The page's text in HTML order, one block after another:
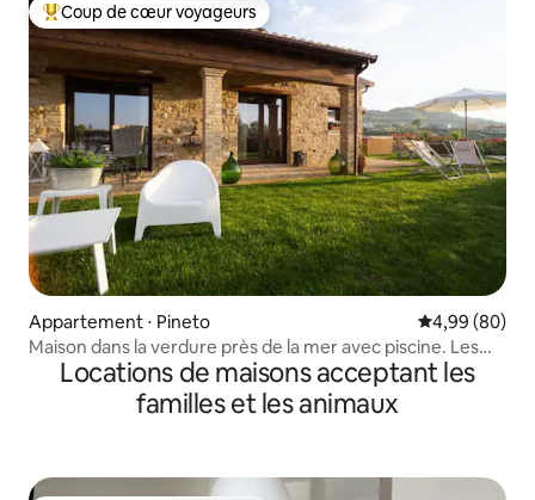
Coups de cœur voyageurs les plus appréciés
Coup de cœur voyageurs
Appartement ⋅ Pineto Évaluation
4,99 (80)
Maison dans la verdure près de la mer avec piscine. Les
RosesLocations de maisons acceptant les
familles et les animaux